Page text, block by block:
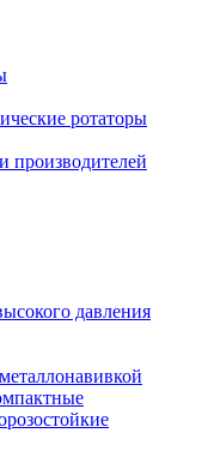
ротаторы
производителей
давления